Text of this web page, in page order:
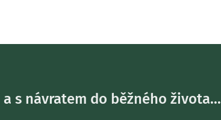
s návratem do běžného života...